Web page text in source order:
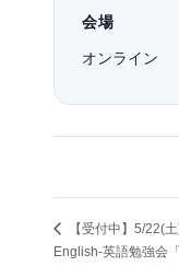
会場
オンライン
【受付中】5/22(
English-英語勉強会